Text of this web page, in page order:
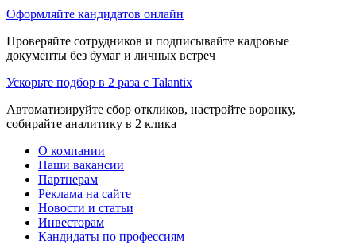
Оформляйте кандидатов онлайн
Проверяйте сотрудников и подписывайте кадровые
документы без бумаг и личных встреч
Ускорьте подбор в 2 раза с Talantix
Автоматизируйте сбор откликов, настройте воронку,
собирайте аналитику в 2 клика
О компании
Наши вакансии
Партнерам
Реклама на сайте
Новости и статьи
Инвесторам
Кандидаты по профессиям